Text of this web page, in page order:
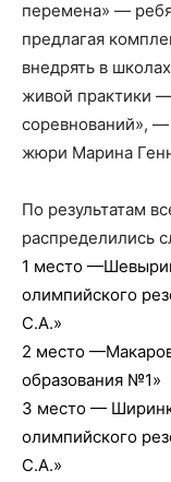
перемена» —
предлагая
внедрять в
живой практики —
соревнований»,
жюри Марина
По результатам
распределились
1 место
олимпийского
С.А.»
2 место
образования №1»
3 место —
олимпийского
С.А.»